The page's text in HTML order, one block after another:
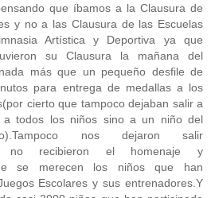
que íbamos a la Clausura de
y no a las Clausura de las Escuelas
Artística y Deportiva ya que
su Clausura la mañana del
más que un pequeño desfile de
para entrega de medallas a los
cierto que tampoco dejaban salir a
a todos los niños sino a un niño del
nos dejaron salir
no recibieron el homenaje y
se merecen los niños que han
Escolares y sus entrenadores.Y